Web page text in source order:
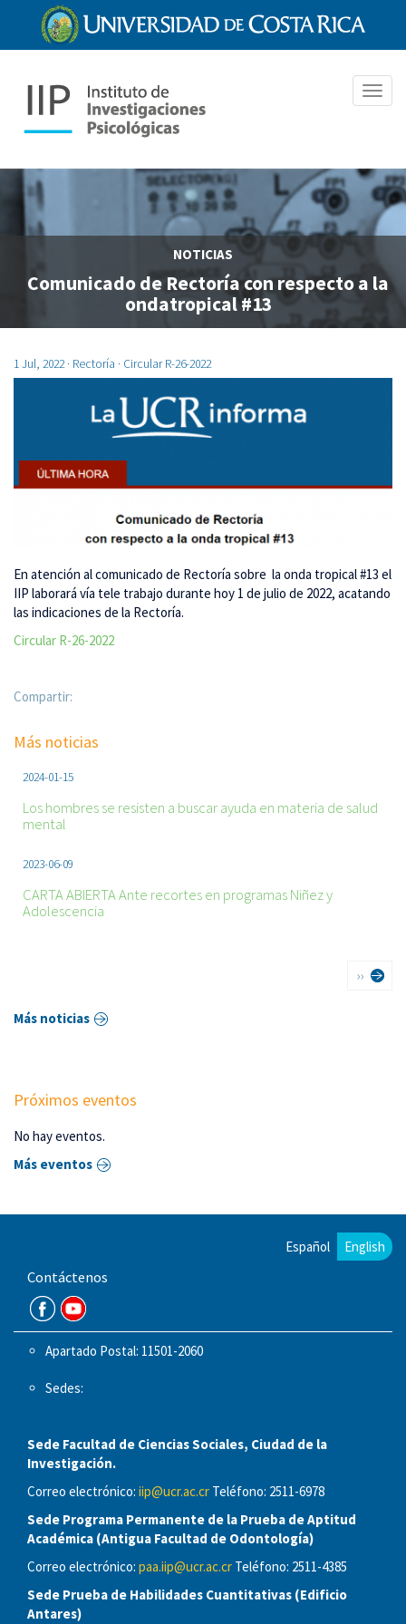
contenido
NOTICIAS
Comunicado de Rectoría con respecto a la
ondatropical #13
1 Jul, 2022· Rectoría · Circular R-26-2022
En atención al comunicado de Rectoría sobre la onda tropical #13 el
IIP laborará vía tele trabajo durante hoy 1 de julio de 2022, acatando
las indicaciones de la Rectoría.
Circular R-26-2022
Compartir:
Más noticias
2024-01-15
Los hombres se resisten a buscar ayuda en materia de salud
mental
2023-06-09
CARTA ABIERTA Ante recortes en programas Niñez y
Adolescencia
››
Más noticias
Próximos eventos
No hay eventos.
Más eventos
Español English
Contáctenos
Apartado Postal: 11501-2060
Sedes:
Sede Facultad de Ciencias Sociales, Ciudad de la
Investigación.
Correo electrónico: iip@ucr.ac.cr Teléfono: 2511-6978
Sede Programa Permanente de la Prueba de Aptitud
Académica (Antigua Facultad de Odontología)
Correo electrónico: paa.iip@ucr.ac.cr Teléfono: 2511-4385
Sede Prueba de Habilidades Cuantitativas (Edificio
Antares)